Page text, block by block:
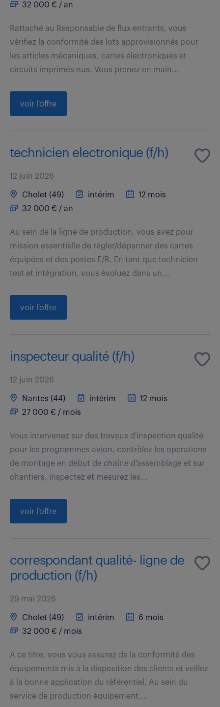
32 000 € / an
Rattaché au Responsable de flux entrants, vous
vérifiez la conformité des lots approvisionnés pour
les articles mécaniques, cartes électroniques et
circuits imprimés nus. Vous prenez en main...
voir l'offre
technicien electronique (f/h)
12 juin 2026
Cholet (49) intérim
12 mois
32 000 € / an
Au sein de la ligne de production, vous avez pour
mission essentielle de régler/dépanner des cartes
équipées et des postes E/R. En tant que technicien
test et intégration, vous évoluez dans un...
voir l'offre
inspecteur qualité (f/h)
12 juin 2026
Nantes (44) intérim
12 mois
27 000 € / mois
Vous intervenez sur des travaux d'inspection qualité
pour les programmes avion, contrôlez les opérations
de montage en début de chaîne d'assemblage et sur
chantiers, inspectez et mesurez les...
voir l'offre
correspondant qualité- ligne de
production (f/h)
29 mai 2026
Cholet (49) intérim
6 mois
32 000 € / mois
A ce titre, vous vous assurez de la conformité des
équipements mis à la disposition des clients et veillez
à la bonne application du référentiel. Au sein du
service de production équipement,...